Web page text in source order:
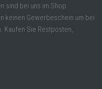
sind bei uns im Shop
keinen Gewerbeschein um bei
Kaufen Sie Restposten,